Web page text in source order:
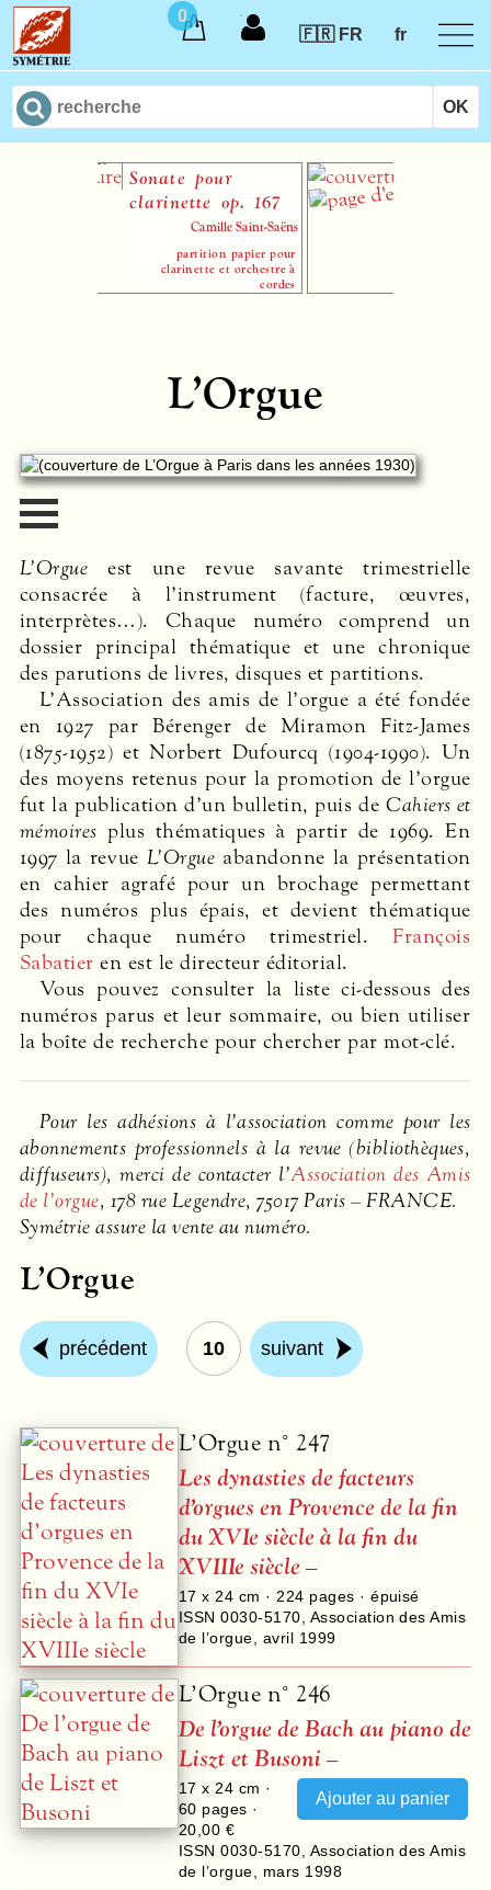
0
🇫🇷 FR
fr
Sonate pour
clarinette op. 167
Camille Saint-Saëns
partition papier pour
clarinette et orchestre à
Chant de
qui n’existe
L’Orgue
L’Orgue est une revue savante trimestrielle
consacrée à l’instrument (facture, œuvres,
interprètes…). Chaque numéro comprend un
dossier principal thématique et une chronique
des parutions de livres, disques et partitions.
L’Association des amis de l’orgue a été fondée
en 1927 par Bérenger de Miramon Fitz-James
(1875-1952) et Norbert Dufourcq (1904-1990). Un
des moyens retenus pour la promotion de l’orgue
fut la publication d’un bulletin, puis deCahiers et
mémoires plus thématiques à partir de 1969. En
1997 la revue L’Orgue abandonne la présentation
en cahier agrafé pour un brochage permettant
des numéros plus épais, et devient thématique
pour chaque numéro trimestriel.François
Sabatier en est le directeur éditorial.
Vous pouvez consulter la liste ci-dessous des
numéros parus et leur sommaire, ou bien utiliser
la boîte de recherche pour chercher par mot-clé.
Pour les adhésions à l’association comme pour les
abonnements professionnels à la revue (bibliothèques,
diffuseurs), merci de contacter l’Association des Amis
de l’orgue, 178 rue Legendre, 75017 Paris –FRANCE.
Symétrie assure la vente au numéro.
L’Orgue
précédent 10 suivant
L’Orgue n° 247
Les dynasties de facteurs
d’orgues en Provence de la fin
du XVIe siècle à la fin du
XVIIIe siècle –
17 x 24 cm · 224 pages · épuisé
ISSN 0030-5170 Association des Amis
de l’orgue
avril 1999
L’Orgue n° 246
De l’orgue de Bach au piano de
Liszt et Busoni –
17 x 24 cm ·
60 pages ·
20,00 €
ISSN 0030-5170 Association des Amis
de l’orgue
mars 1998